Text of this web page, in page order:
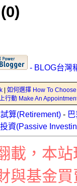
(0)
- BLOG台灣
如何選擇 How To Choose
行動 Make An
算(Retirement) -
資(Passive
載，本
與基金